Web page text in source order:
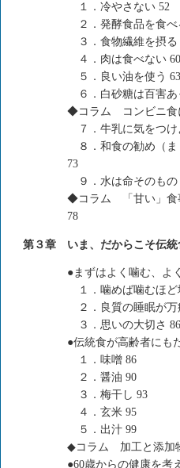
１．冷やさない 52
２．発酵食品を食べ
３．食物繊維を摂る
４．肉は食べない 60
５．良い油を使う 63
６．白砂糖は百害あ
◆コラム コンビニ食
７．牛乳に気をつけ
８．和食の勧め（ま
73
９．水は命そのもの
◆コラム 「甘い」食
78
第３章 いま、だからこそ伝統
●まずはよく噛む、よ
１．噛めば噛むほど
２．良質の睡眠が万
３．思いの大切さ 86
●伝統食が高齢者にも
１．味噌 86
２．醤油 90
３．梅干し 93
４．玄米 95
５．出汁 99
◆コラム 加工と添加
●60歳からの健康を考